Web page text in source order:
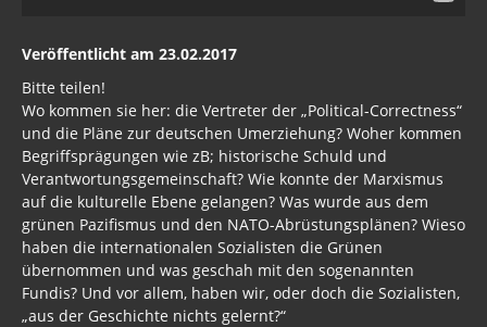
Veröffentlicht am 23.02.2017
Bitte teilen!
Wo kommen sie her: die Vertreter der „Political-Correctness“
und die Pläne zur deutschen Umerziehung? Woher kommen
Begriffsprägungen wie zB; historische Schuld und
Verantwortungsgemeinschaft? Wie konnte der Marxismus
auf die kulturelle Ebene gelangen? Was wurde aus dem
grünen Pazifismus und den NATO-Abrüstungsplänen? Wieso
haben die internationalen Sozialisten die Grünen
übernommen und was geschah mit den sogenannten
Fundis? Und vor allem, haben wir, oder doch die Sozialisten,
„aus der Geschichte nichts gelernt?“